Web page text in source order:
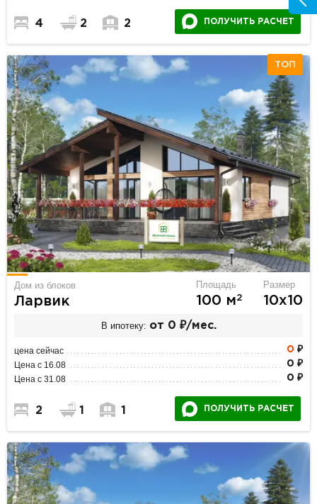
4 2 2 ПОЛУЧИТЬ РАСЧЕТ
ТОП
Дом из блоков
Ларвик
Площадь
100 м2
Размер
10х10
В ипотеку: от 0 ₽/мес.
цена сейчас 0 ₽
Цена с 16.08 0 ₽
Цена с 31.08 0 ₽
2 1 1 ПОЛУЧИТЬ РАСЧЕТ